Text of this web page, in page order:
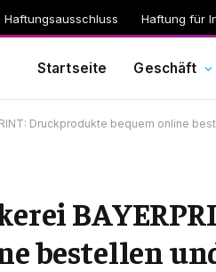
Haftungsausschluss Haftung für
Startseite Geschäft
Druckprodukte bequem online
bestellen